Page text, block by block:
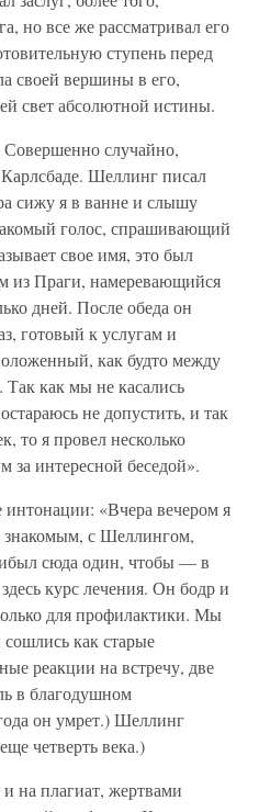
но все же рассматривал его
ступень перед
своей вершины в его,
свет абсолютной истины.
случайно,
Шеллинг писал
сижу я в ванне и слышу
голос, спрашивающий
свое имя, это был
из Праги, намеревающийся
дней. После обеда он
готовый к услугам и
как будто между
как мы не касались
не допустить, и так
то я провел несколько
за интересной беседой».
«Вчера вечером я
знакомым, с Шеллингом,
сюда один, чтобы — в
курс лечения. Он бодр и
для профилактики. Мы
сошлись как старые
реакции на встречу, две
в благодушном
он умрет.) Шеллинг
четверть века.)
на плагиат, жертвами